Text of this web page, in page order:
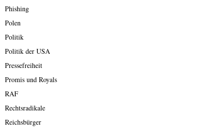
Phishing
Polen
Politik
Politik der USA
Pressefreiheit
Promis und Royals
RAF
Rechtsradikale
Reichsbürger